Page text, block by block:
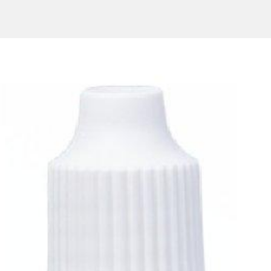
вирусных инфекций детям от 7 до 17 лет назначают
усугубляются, или появляются новые симптомы,